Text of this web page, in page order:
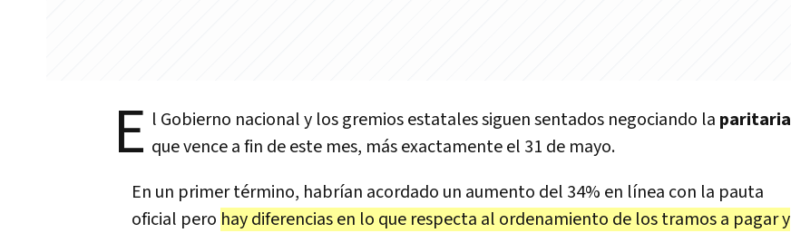
E l Gobierno nacional y los gremios estatales siguen sentados negociando la paritaria
que vence a fin de este mes, más exactamente el 31 de mayo.
En un primer término, habrían acordado un aumento del 34% en línea con la pauta
oficial pero hay diferencias en lo que respecta al ordenamiento de los tramos a pagar y